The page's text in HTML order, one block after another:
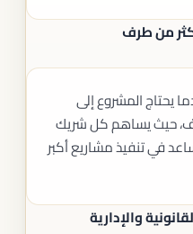
من طرف
يحتاج المشروع إلى
حيث يساهم كل شريك
في تنفيذ مشاريع أكبر
والإدارية